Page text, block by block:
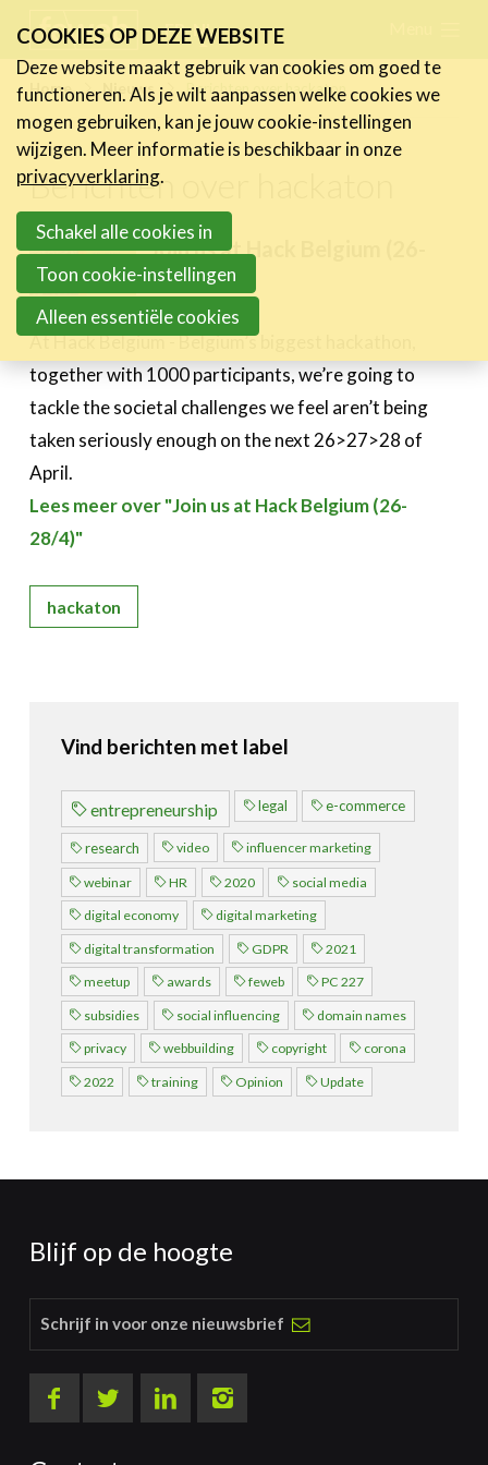
links
Jump
to
navigation
to
main
content
FR NL
Home Nieuws Berichten over hackaton
Berichten over hackaton
Join us at Hack Belgium (26-
28/4)
20 april 2018
At Hack Belgium - Belgium’s biggest hackathon,
together with 1000 participants, we’re going to
tackle the societal challenges we feel aren’t being
taken seriously enough on the next 26>27>28 of
April.
Lees meer over "Join us at Hack Belgium (26-
28/4)"
hackaton
Vind berichten met label
entrepreneurship legal e-commerce
research video influencer marketing
webinar HR 2020 social media
digital economy digital marketing
digital transformation GDPR 2021
meetup awards feweb PC 227
subsidies social influencing domain names
privacy webbuilding copyright corona
2022 training Opinion Update
Blijf op de hoogte
Schrijf in voor onze nieuwsbrief
Nieuws
Nieuwsberichten
FeWeb Videos
Jobs in de sector
Activiteiten
Cases
Expertise
Toolbox
Over FeWeb
COOKIES OP DEZE WEBSITE
Deze website maakt gebruik van cookies om goed te
functioneren. Als je wilt aanpassen welke cookies we
mogen gebruiken, kan je jouw cookie-instellingen
wijzigen. Meer informatie is beschikbaar in onze
privacyverklaring.
Schakel alle cookies in
Toon cookie-instellingen
Alleen essentiële cookies